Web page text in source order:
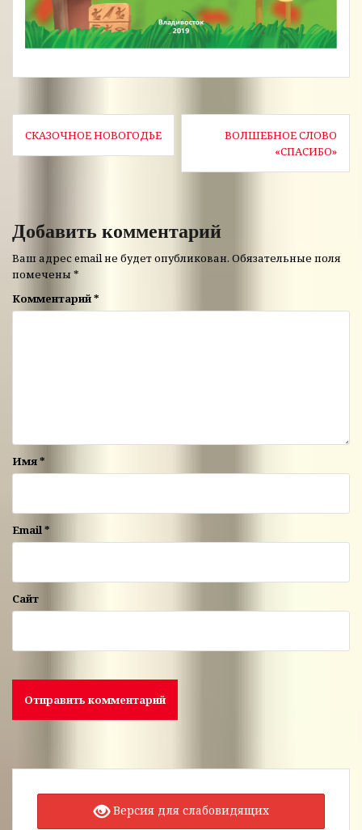
Навигация
по
СКАЗОЧНОЕ НОВОГОДЬЕ
ВОЛШЕБНОЕ СЛОВО
«СПАСИБО»
Добавить комментарий
Ваш адрес email не будет опубликован. Обязательные поля
помечены *
Комментарий*
Имя*
Email *
Сайт
Версия для слабовидящих